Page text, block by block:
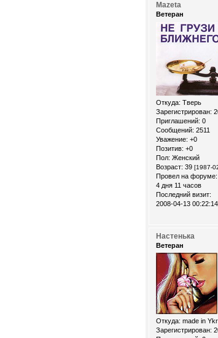
Mazeta
Ветеран
Откуда: Тверь
Зарегистрирован:
Приглашений: 0
Сообщений: 2511
Уважение: +0
Позитив: +0
Пол: Женский
Возраст: 39 [1987-
Провел на форуме:
4 дня 11 часов
Последний визит:
2008-04-13 00:22:14
Настенька
Ветеран
Откуда: made in
Зарегистрирован: